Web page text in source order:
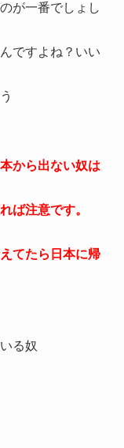
が一番でしょし
ですよね？いい
から出ない奴は
ば注意です。
てたら日本に帰
る奴